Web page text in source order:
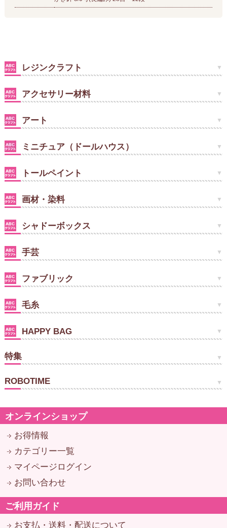
レジンクラフト
アクセサリー材料
アート
ミニチュア（ドールハウス）
トールペイント
画材・染料
シャドーボックス
手芸
ファブリック
毛糸
HAPPY BAG
特集
ROBOTIME
オンラインショップ
お得情報
カテゴリー一覧
マイページログイン
お問い合わせ
ご利用ガイド
お支払・送料・配送について